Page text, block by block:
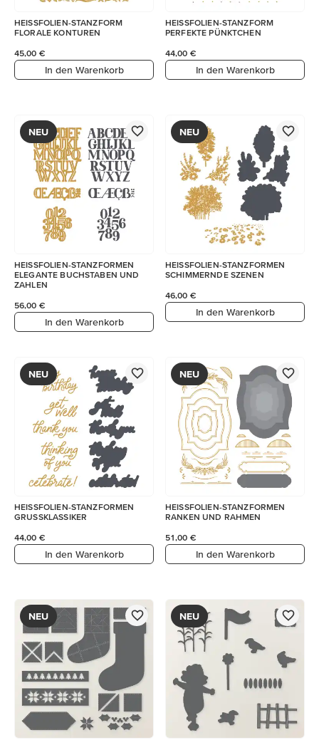
HEISSFOLIEN-STANZFORM
FLORALE KONTUREN
45,00 €
In den Warenkorb
HEISSFOLIEN-STANZFORM
PERFEKTE PÜNKTCHEN
44,00 €
In den Warenkorb
NEU
HEISSFOLIEN-STANZFORMEN
ELEGANTE BUCHSTABEN UND
ZAHLEN
56,00 €
In den Warenkorb
NEU
HEISSFOLIEN-STANZFORMEN
SCHIMMERNDE SZENEN
46,00 €
In den Warenkorb
NEU
HEISSFOLIEN-STANZFORMEN
GRUSSKLASSIKER
44,00 €
In den Warenkorb
NEU
HEISSFOLIEN-STANZFORMEN
RANKEN UND RAHMEN
51,00 €
In den Warenkorb
NEU NEU